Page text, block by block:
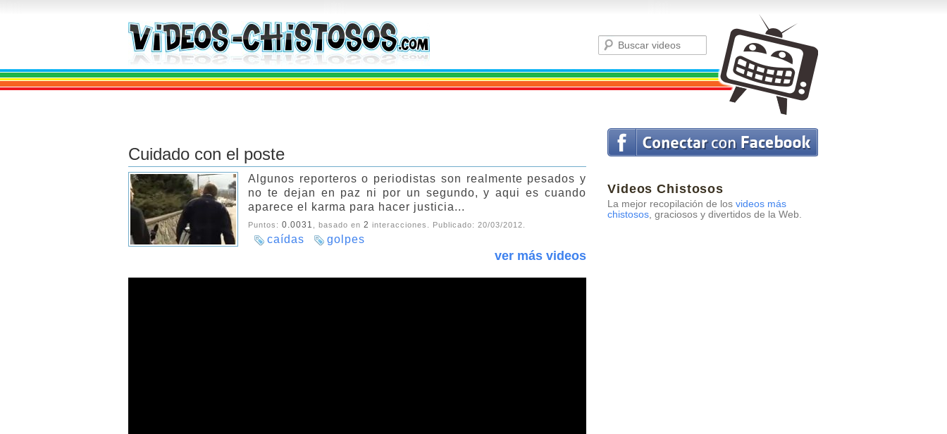
Videos Chistosos
La mejor recopilación de los videos más
chistosos, graciosos y divertidos de la Web.
Cuidado con el poste
Algunos reporteros o periodistas son realmente pesados y
no te dejan en paz ni por un segundo, y aqui es cuando
aparece el karma para hacer justicia...
Puntos: 0.0031 , basado en 2 interacciones. Publicado: 20/03/2012
caídas golpes
ver más videos